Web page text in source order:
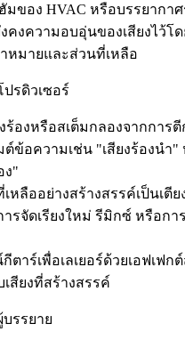
มของ HVAC หรือบรรยากา
งความอบอุ่นของเสียงไว้โ
หมายและส่วนที่เหลือ
รดิวเซอร์
ร้องหรือสเต็มกลองจากการ
ข้อความเช่น "เสียงร้องนำ"
ง"
หลืออย่างสร้างสรรค์เป็นเตี
รจัดเรียงใหม่ รีมิกซ์ หรือกา
ตาร์เพื่อเลเยอร์ด้วยเอฟเฟก
สียงที่สร้างสรรค์
รรยาย